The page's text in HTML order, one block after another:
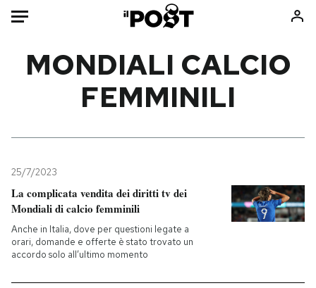
Mondo
Tecnologia
Internet
Cultura
Economia
Sport
Libri
Ok Boomer!
Europa
Mondiali calcio 2026
MONDIALI CALCIO
FEMMINILI
25/7/2023
La complicata vendita dei diritti tv dei
Mondiali di calcio femminili
Anche in Italia, dove per questioni legate a
orari, domande e offerte è stato trovato un
accordo solo all’ultimo momento